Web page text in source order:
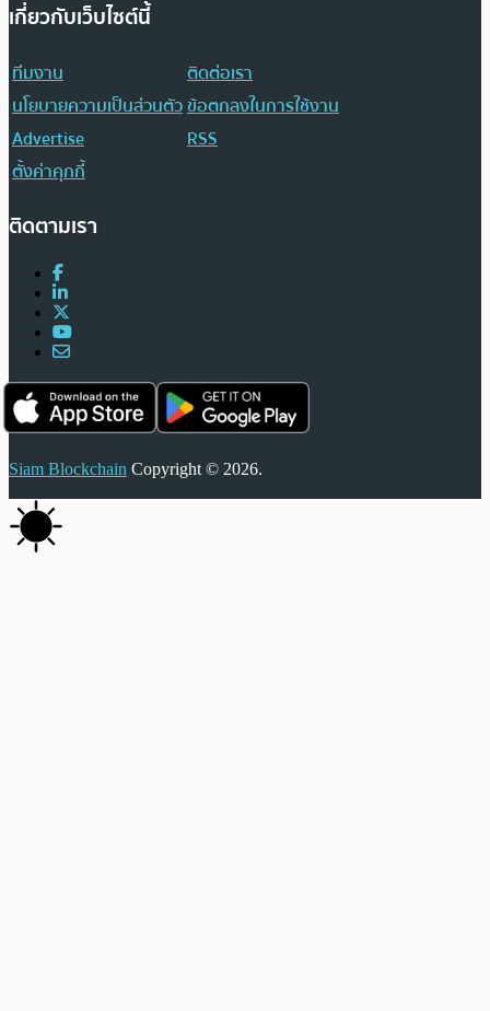
เกี่ยวกับเว็บไซต์นี้
ทีมงาน
ติดต่อเรา
นโยบายความเป็นส่วนตัวข้อตกลงในการใช้งาน
Advertise
RSS
ตั้งค่าคุกกี้
ติดตามเรา
Siam Blockchain Copyright © 2026.